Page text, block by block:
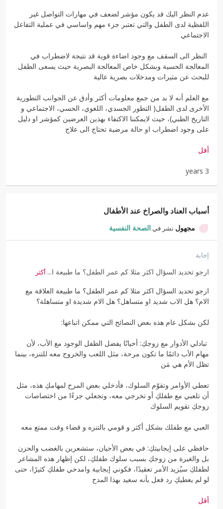
عدم النظر اليك قد يكون مؤشر لضعف في مهارات التواصل غير
اللفظية لدى الطفل والتي تعتبر جزء مهم واساسي في عملية التفاعل
الاجتماعي
النظر الى السقف مع وجود اضاءة قوية قد نتيجة لاضطراب في
المعالجة الحسية وبشكل خاص المعالجة البصرية حيث يسعى الطفل
للبحث عن مثيرات ومدخلات بصرية عالية
مع العلم أنه لا بد من جمع معلومات أكثر وأدق عن الجوانب التطورية
الأخرى لدى الطفل( التطور الجسدي، اللغوي، الحسي، الاجتماعي و
التاريخ الطبي)، حيث لايمكننا الاكتفاء بهذين العرضين كمؤشر او دليل
على وجود اضطراب او حالة مرضية تحتاج الى علاج
أقل
3 years
أسباب العناد والصراخ عند الأطفال
مجهول نشر في الصحة النفسية
إجابة
ارجو تحديد السؤال اكثر مثلا كم عمر الطفل؟ ما طبيعة ا... أكثر
ارجو تحديد السؤال اكثر مثلا كم عمر الطفل؟ ما طبيعة العلاقة مع
الام؟ هل الاب شديد او متساهل؟ هل الام شديدة او متساهلة؟
لكن بشكل عام هذه بعض النصائح التي ممكن اتباعها:
تبادلي الأدوار مع زوجكِ: أحيانًا يفضل الطفل الوجود مع الأب، لأن
مهام الأب دائمًا ما تكون مرحة، مثل اللعب والخروج معه للتنزه، بينما
تظل الأم هي مَن
تعطي الأوامر وتقوّم السلوك، فأدخلي بعض المرح لمهامكِ هذه، مثل
أن تلعبي مع طفلكِ أو تخرجي معه، وتجعلي جزءًا من اختصاصات
زوجكِ تقويم السلوك
العبي مع طفلك بشكل أكثر و قومي بالتنزه و قضاء وقت ممتع معه
حافظي على إيجابيتكِ: في بعض الأحيان، ستشعرين بالغضب والحزن
بل والغيرة من زوجكِ بسبب سلوك طفلكِ، لكن إظهار هذه المشاعر
لطفلكِ سيُزيد الأمر تعقيدًا، فكوني إيجابية وامدحي طفلكِ كثيرًا، حتى
لو لم يعطيكِ رد فعل بأنه سعيد بهذا المدح
أقل